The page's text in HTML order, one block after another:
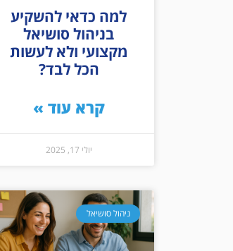
למה כדאי להשקיע
בניהול סושיאל
מקצועי ולא לעשות
הכל לבד?
קרא עוד »
יולי 17, 2025
ניהול סושיאל